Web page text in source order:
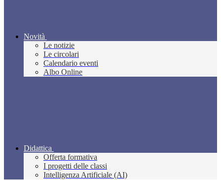
Novità
Le notizie
Le circolari
Calendario eventi
Albo Online
Didattica
Offerta formativa
I progetti delle classi
Intelligenza Artificiale (AI)